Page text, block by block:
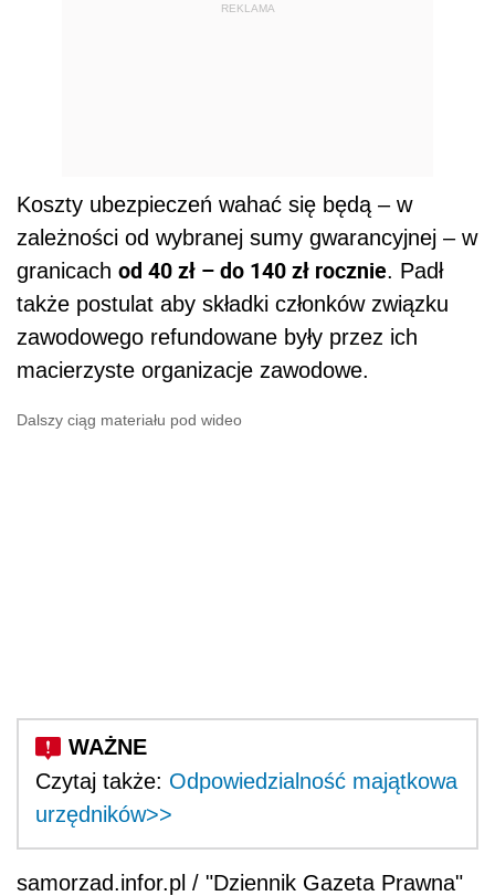
REKLAMA
Koszty ubezpieczeń wahać się będą – w
zależności od wybranej sumy gwarancyjnej – w
granicach od 40 zł – do 140 zł rocznie. Padł
także postulat aby składki członków związku
zawodowego refundowane były przez ich
macierzyste organizacje zawodowe.
Dalszy ciąg materiału pod wideo
Czytaj także: Odpowiedzialność majątkowa
urzędników>>
samorzad.infor.pl / "Dziennik Gazeta Prawna"